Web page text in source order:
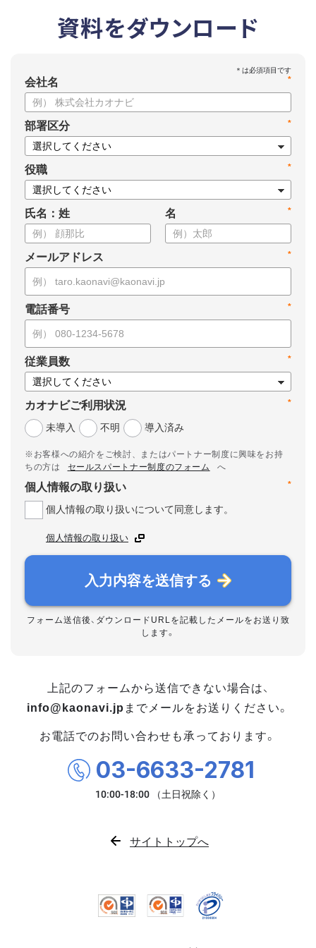
資料をダウンロード
*
会社名
*
部署区分
*
役職
氏名：姓 *
名
*
メールアドレス
*
電話番号
*
従業員数
*
カオナビご利用状況
未導入
不明 導入済み
※お客様への紹介をご検討、またはパートナー制度に興味をお持
ちの方は
セールスパートナー制度のフォーム
へ
*
個人情報の取り扱い
個人情報の取り扱いについて同意します。
個人情報の取り扱い
入力内容を送信する
フォーム送信後、ダウンロードURLを記載したメールをお送り致
します。
上記のフォームから送信できない場合は、
info@kaonavi.jp までメールをお送りください。
お電話でのお問い合わせも承っております。
03-6633-2781
サイトトップへ